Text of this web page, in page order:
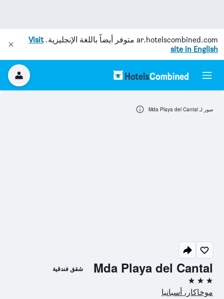
ar.hotelscombined.com متوفر أيضاً باللغة الإنجليزية.Visit
site in English
Mda Playa del Cantal شقق فندقية
3 نجوم
موخاكار، أسبانيا
صور لـ Mda Playa del Cantal